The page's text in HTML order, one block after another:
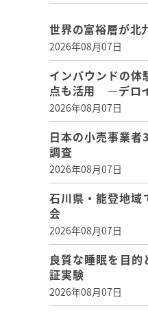
世界の富裕層が北
2026年08月07日
インバウンドの
点も活用 ―デロ
2026年08月07日
日本の小売事業
調査
2026年08月07日
石川県・能登地
会
2026年08月07日
良質な睡眠を目
証実験
2026年08月07日